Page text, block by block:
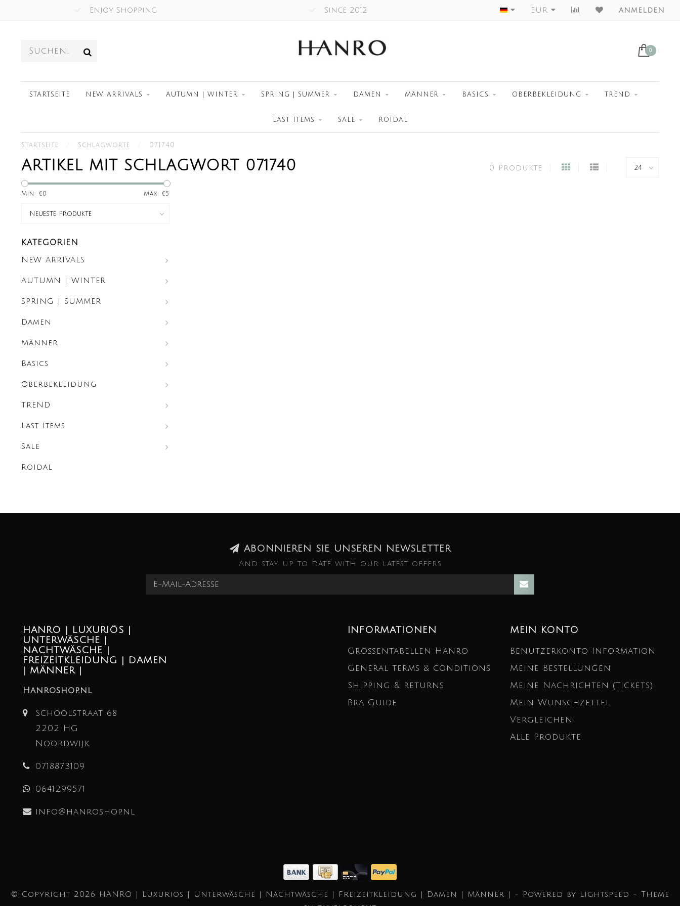
Enjoy Shopping Since 2012 Worldwide Shipment
EUR anmelden
0
STARTSEITE NEW ARRIVALS AUTUMN | WINTER SPRING | SUMMER DAMEN MÄNNER BASICS OBERBEKLEIDUNG TREND
LAST ITEMS SALE ROIDAL
Startseite Schlagworte 071740
ARTIKEL MIT SCHLAGWORT 071740 0 Produkte
Min: €0 Max: €5
KATEGORIEN
NEW ARRIVALS
AUTUMN | WINTER
SPRING | SUMMER
Damen
Männer
Basics
Oberbekleidung
TREND
Last Items
Sale
Roidal
ABONNIEREN SIE UNSEREN NEWSLETTER
And stay up to date with our latest offers
HANRO | LUXURIÖS |
UNTERWÄSCHE |
NACHTWÄSCHE |
FREIZEITKLEIDUNG | DAMEN
| MÄNNER |
Hanroshop.nl
Schoolstraat 68
2202 HG
Noordwijk
0718873109
0641299571
info@hanroshop.nl
INFORMATIONEN
Größentabellen Hanro
General terms & conditions
Shipping & returns
Bra Guide
MEIN KONTO
Benutzerkonto Information
Meine Bestellungen
Meine Nachrichten (Tickets)
Mein Wunschzettel
Vergleichen
Alle Produkte
© Copyright 2026 HANRO | Luxuriös | Unterwäsche | Nachtwäsche | Freizeitkleidung | Damen | Männer | - Powered by Lightspeed - Theme